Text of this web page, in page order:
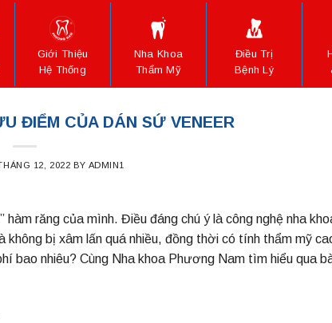
Giới Thiệu
Hệ Thống
Nha Khoa
Thẩm Mỹ
Điều Trị
Bệnh Lý
ĐIỂM CỦA DÁN SỨ VENEER
12, 2022 BY ADMIN1
răng của mình. Điều đáng chú ý là công nghệ nha
không bị xâm lấn quá nhiều, đồng thời có tính thẩm mỹ
bao nhiêu? Cùng Nha khoa Phương Nam tìm hiểu qua